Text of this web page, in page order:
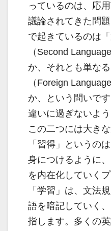
っているのは、応
議論されてきた問
で起きているのは
（Second
か、それとも単な
（Foreign
か、という問いで
違いに過ぎないよ
この二つには大き
「習得」というの
身につけるように
を内在化していく
「学習」は、文法
語を暗記していく
指します。多くの